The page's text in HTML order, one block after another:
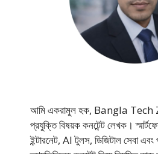
আমি একরামুল হক, Bangla Tech
প্রযুক্তি বিষয়ক কনটেন্ট লেখক।
ইন্টারনেট, AI টুলস, ডিজিটাল সেবা